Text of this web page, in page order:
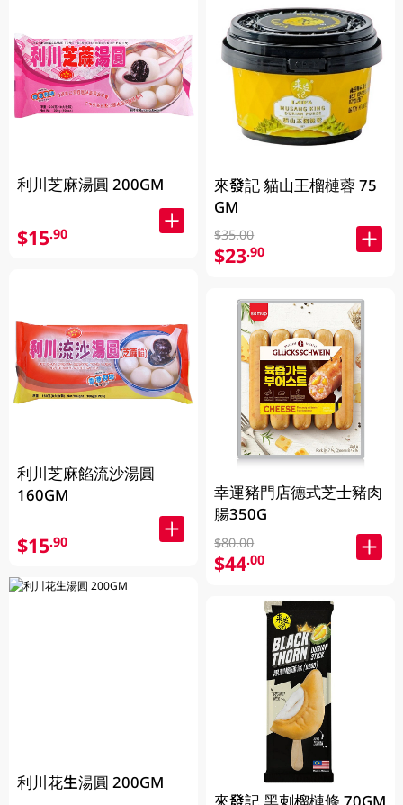
利川芝麻湯圓 200GM
$15.90
利川芝麻餡流沙湯圓
160GM
$15.90
利川花生湯圓 200GM
來發記 貓山王榴槤蓉 75
GM
$35.00
$23.90
幸運豬門店德式芝士豬肉
腸350G
$80.00
$44.00
來發記 黑刺榴槤條 70GM